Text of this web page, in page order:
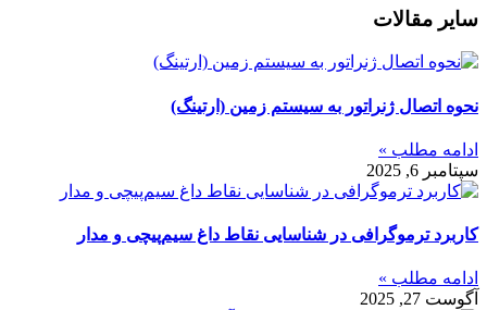
سایر مقالات
نحوه اتصال ژنراتور به سیستم زمین (ارتینگ)
ادامه مطلب »
سپتامبر 6, 2025
کاربرد ترموگرافی در شناسایی نقاط داغ سیم‌پیچی و مدار
ادامه مطلب »
آگوست 27, 2025